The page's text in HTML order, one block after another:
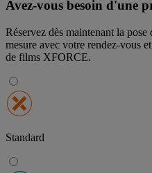
Avez-vous besoin d'une
Réservez dès maintenant la
mesure avec votre rendez-vous
de films XFORCE.
Standard